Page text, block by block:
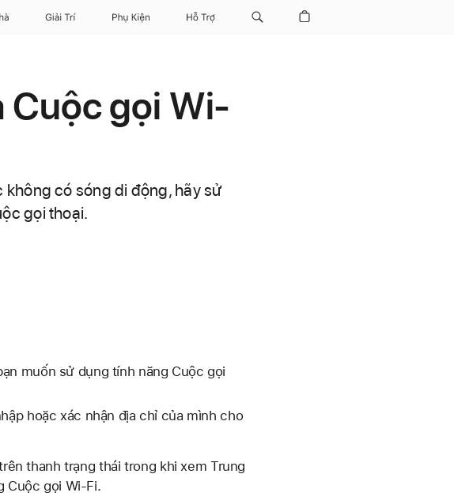
Giải Trí Phụ Kiện Hỗ Trợ
Cuộc gọi Wi-
không có sóng di động, hãy sử
gọi thoại.
muốn sử dụng tính năng Cuộc gọi
hoặc xác nhận địa chỉ của mình cho
thanh trạng thái trong khi xem Trung
Cuộc gọi Wi-Fi.